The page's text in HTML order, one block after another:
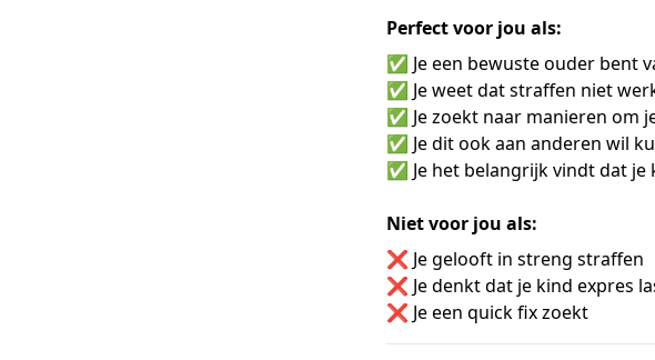
Perfect voor jou als:
✅ Je een bewuste ouder bent
✅ Je weet dat straffen niet
✅ Je zoekt naar manieren om
✅ Je dit ook aan anderen wil
✅ Je het belangrijk vindt dat
Niet voor jou als:
❌ Je gelooft in streng straffen
❌ Je denkt dat je kind expres
❌ Je een quick fix zoekt